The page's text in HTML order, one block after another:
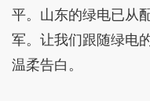
平。山东的绿电已从
军。让我们跟随绿电
温柔告白。